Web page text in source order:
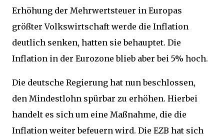
Erhöhung der Mehrwertsteuer in Europas
größter Volkswirtschaft werde die Inflation
deutlich senken, hatten sie behauptet. Die
Inflation in der Eurozone blieb aber bei 5% hoch.
Die deutsche Regierung hat nun beschlossen,
den Mindestlohn spürbar zu erhöhen. Hierbei
handelt es sich um eine Maßnahme, die die
Inflation weiter befeuern wird. Die EZB hat sich